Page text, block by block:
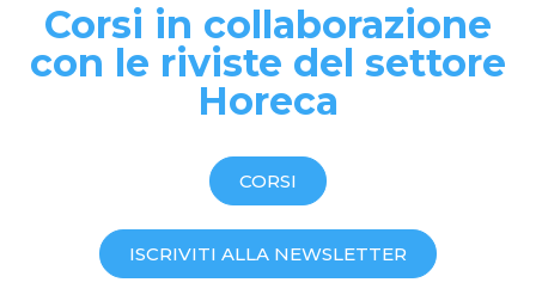
Corsi in collaborazione
con le riviste del settore
Horeca
CORSI
ISCRIVITI ALLA NEWSLETTER